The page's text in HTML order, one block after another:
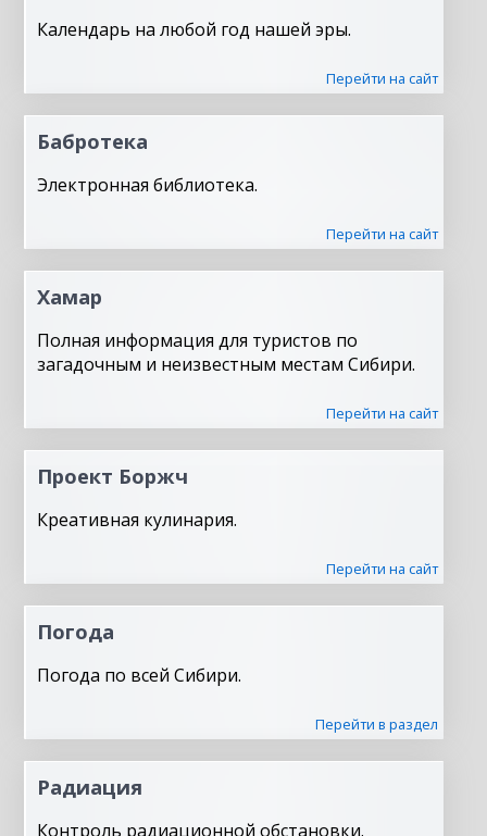
Календарь на любой год нашей эры.
Перейти на сайт
Бабротека
Электронная библиотека.
Перейти на сайт
Хамар
Полная информация для туристов по
загадочным и неизвестным местам Сибири.
Перейти на сайт
Проект Боржч
Креативная кулинария.
Перейти на сайт
Погода
Погода по всей Сибири.
Перейти в раздел
Радиация
Контроль радиационной обстановки.